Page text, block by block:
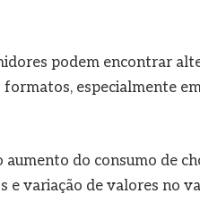
podem encontrar
especialmente
do consumo de
e variação de valores no